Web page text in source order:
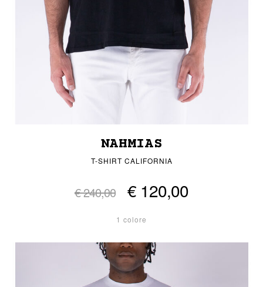
NAHMIAS
T-SHIRT CALIFORNIA
€ 240,00 € 120,00
1 colore